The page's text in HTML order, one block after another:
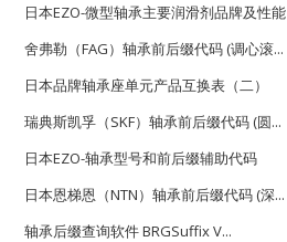
日本EZO-微型轴承主要润滑剂品牌及性能
舍弗勒（FAG）轴承前后缀代码 (调心滚...
日本品牌轴承座单元产品互换表（二）
瑞典斯凯孚（SKF）轴承前后缀代码 (圆...
日本EZO-轴承型号和前后缀辅助代码
日本恩梯恩（NTN）轴承前后缀代码 (深...
轴承后缀查询软件 BRGSuffix V...